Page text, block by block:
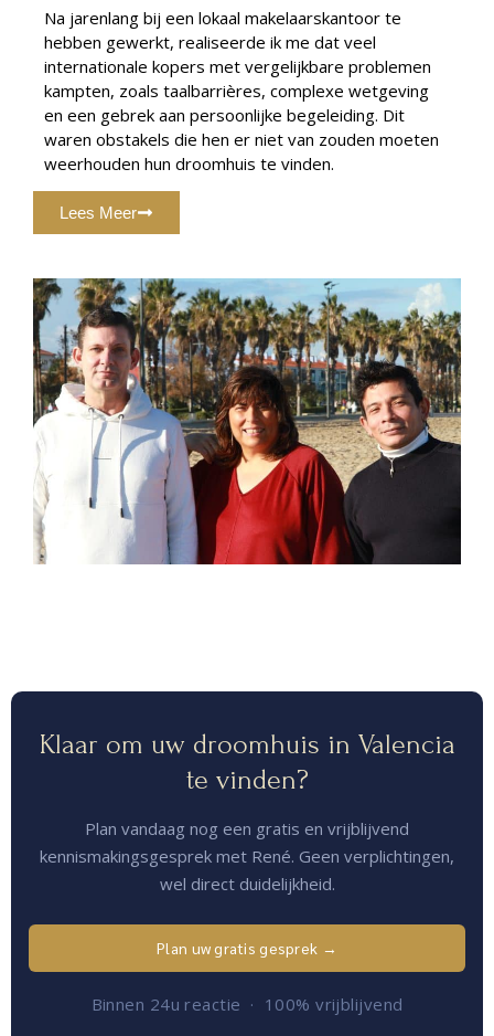
Na jarenlang bij een lokaal makelaarskantoor te
hebben gewerkt, realiseerde ik me dat veel
internationale kopers met vergelijkbare problemen
kampten, zoals taalbarrières, complexe wetgeving
en een gebrek aan persoonlijke begeleiding. Dit
waren obstakels die hen er niet van zouden moeten
weerhouden hun droomhuis te vinden.
Lees Meer
Klaar om uw droomhuis in Valencia
te vinden?
Plan vandaag nog een gratis en vrijblijvend
kennismakingsgesprek met René. Geen verplichtingen,
wel direct duidelijkheid.
Plan uw gratis gesprek →
Binnen 24u reactie · 100% vrijblijvend